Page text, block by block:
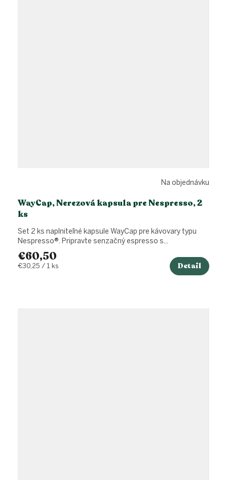
WayCap, Nerezová kapsula pre Nespresso, 2
ks
Na objednávku
€60,50
Jednotková
€30,25 / 1 ks Detail
Set 2 ks naplniteľné kapsule WayCap pre kávovary typu
Nespresso®. Pripravte senzačný espresso s...